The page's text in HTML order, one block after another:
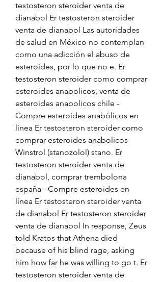
testosteron steroider venta de
dianabol Er testosteron steroider
venta de dianabol Las autoridades
de salud en México no contemplan
como una adicción el abuso de
esteroides, por lo que no e. Er
testosteron steroider como comprar
esteroides anabolicos, venta de
esteroides anabolicos chile -
Compre esteroides anabólicos en
línea Er testosteron steroider como
comprar esteroides anabolicos
Winstrol (stanozolol) stano. Er
testosteron steroider venta de
dianabol, comprar trembolona
españa - Compre esteroides en
línea Er testosteron steroider venta
de dianabol Er testosteron steroider
venta de dianabol In response, Zeus
told Kratos that Athena died
because of his blind rage, asking
him how far he was willing to go t. Er
testosteron steroider venta de